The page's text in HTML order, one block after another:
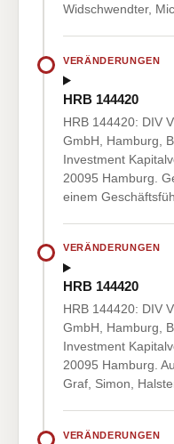
Widschwendter,
VERÄNDERUNGEN
HRB 144420
HRB 144420: DIV
GmbH, Hamburg,
Investment
20095 Hamburg.
einem
VERÄNDERUNGEN
HRB 144420
HRB 144420: DIV
GmbH, Hamburg,
Investment
20095 Hamburg.
Graf, Simon,
VERÄNDERUNGEN